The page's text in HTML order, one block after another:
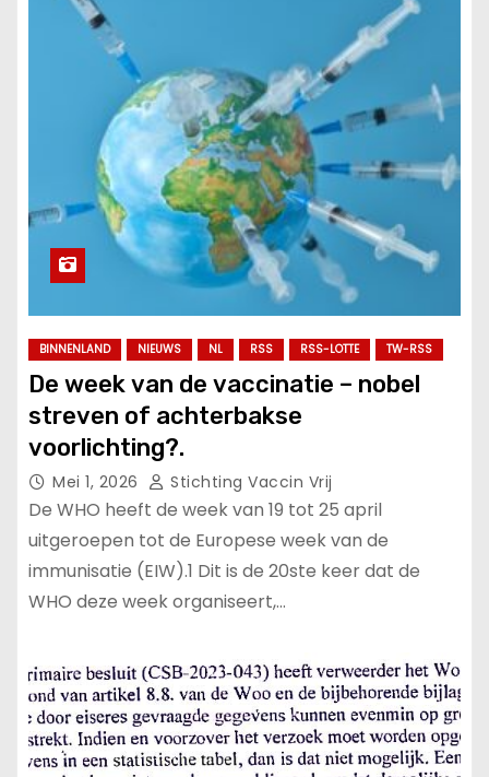
BINNENLAND NIEUWS NL RSS RSS-LOTTE TW-RSS
De week van de vaccinatie – nobel
streven of achterbakse
voorlichting?.
Mei 1, 2026 Stichting Vaccin Vrij
De WHO heeft de week van 19 tot 25 april
uitgeroepen tot de Europese week van de
immunisatie (EIW).1 Dit is de 20ste keer dat de
WHO deze week organiseert,…